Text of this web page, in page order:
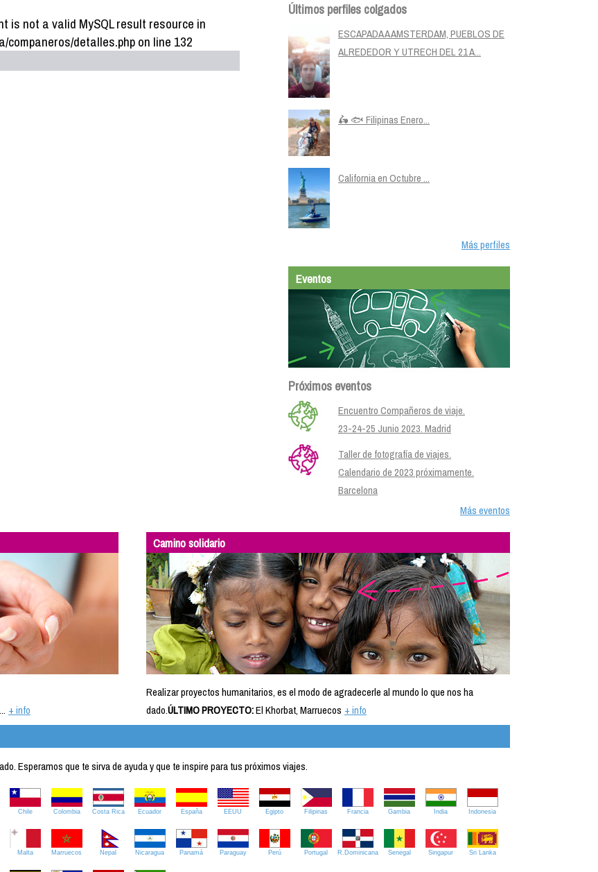
is not a valid MySQL result resource in
detalles.php on line 132
Últimos perfiles colgados
ESCAPADA A AMSTERDAM, PUEBLOS DE
ALREDEDOR Y UTRECH DEL 21 A...
🛵 🐟 Filipinas Enero...
California en Octubre ...
Más perfiles
Eventos
Próximos eventos
Encuentro Compañeros de viaje.
23-24-25 Junio 2023. Madrid
Taller de fotografía de viajes.
Calendario de 2023 próximamente.
Barcelona
Más eventos
+ info
Camino solidario
Realizar proyectos humanitarios, es el modo de agradecerle al mundo lo que nos ha
dado.ÚLTIMO PROYECTO:El Khorbat, Marruecos + info
Esperamos que te sirva de ayuda y que te inspire para tus próximos viajes.
Chile Colombia Costa Rica Ecuador España EEUU Egipto Filipinas Francia Gambia India Indonesia
Malta Marruecos Nepal Nicaragua Panamá Paraguay Perú Portugal R.Dominicana Senegal Singapur Sri Lanka